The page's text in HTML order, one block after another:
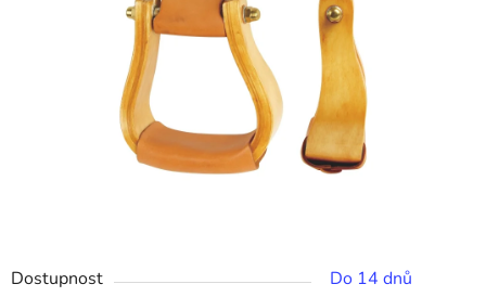
Dostupnost
Do 14 dnů